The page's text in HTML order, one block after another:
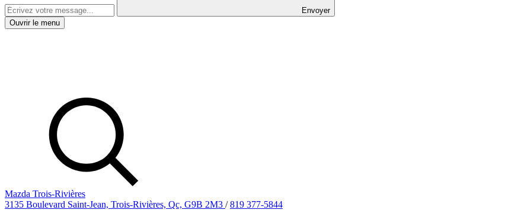
Envoyer
Ouvrir le menu
Mazda Trois-Rivières
3135 Boulevard Saint-Jean, Trois-Rivières, Qc, G9B 2M3 / 819 377-5844